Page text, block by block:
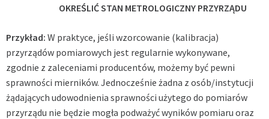
OKREŚLIĆ STAN METROLOGICZNY PRZYRZĄDU
Przykład: W praktyce, jeśli wzorcowanie (kalibracja)
przyrządów pomiarowych jest regularnie wykonywane,
zgodnie z zaleceniami producentów, możemy być pewni
sprawności mierników. Jednocześnie żadna z osób/instytucji
żądających udowodnienia sprawności użytego do pomiarów
przyrządu nie będzie mogła podważyć wyników pomiaru oraz